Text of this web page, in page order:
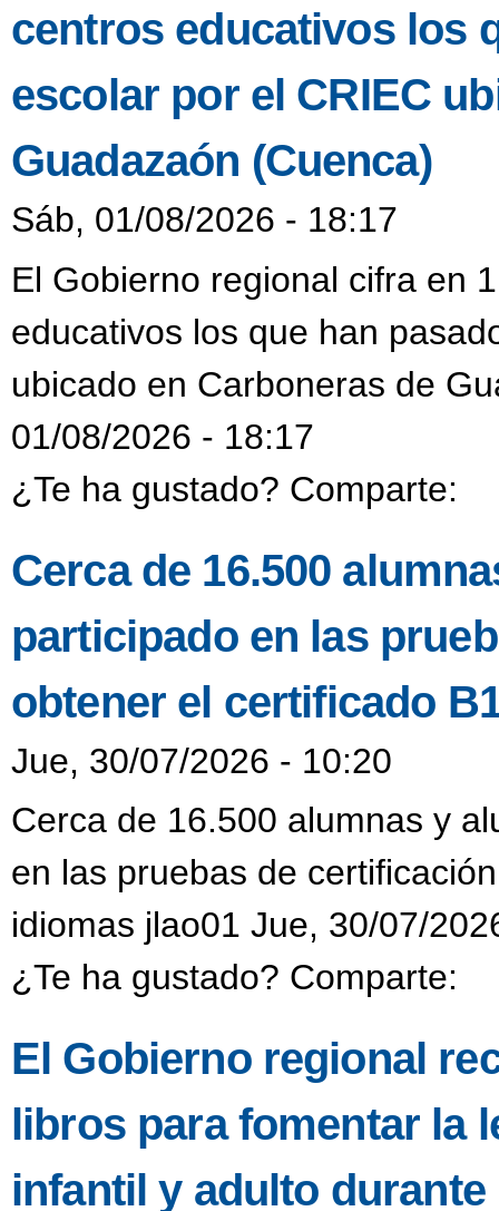
centros educativos los
escolar por el CRIEC
Guadazaón (Cuenca)
Sáb, 01/08/2026 - 18:17
El Gobierno regional cifra en
educativos los que han
ubicado en Carboneras de
01/08/2026 - 18:17
¿Te ha gustado? Comparte:
Cerca de 16.500
participado en las
obtener el certificado
Jue, 30/07/2026 - 10:20
Cerca de 16.500 alumnas y
en las pruebas de
idiomas jlao01 Jue, 30/07/
¿Te ha gustado? Comparte:
El Gobierno regional
libros para fomentar la
infantil y adulto